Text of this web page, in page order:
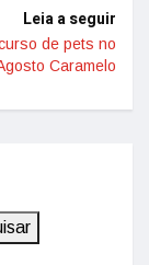
Leia a seguir
de pets no
Caramelo